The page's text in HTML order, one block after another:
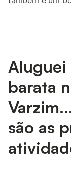
Aluguei
barata
são as